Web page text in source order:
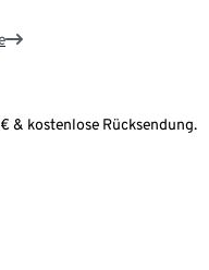
& kostenlose Rücksendung.